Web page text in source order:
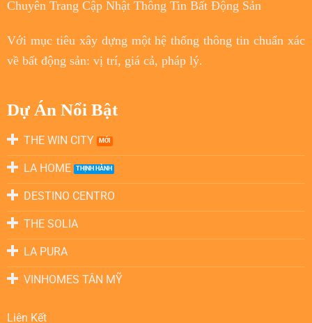
Chuyên Trang Cập Nhật Thông Tin Bất Động Sản
Với mục tiêuxây dựng một hệ thống thông tin chuẩn xác
về bất động sản: vị trí, giá cả, pháp lý.
Dự Án Nổi Bật
THE WIN CITY
LA HOME
DESTINO CENTRO
THE SOLIA
LA PURA
VINHOMES TÂN MỸ
Liên Kết